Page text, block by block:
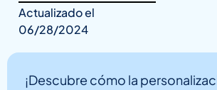
Actualizado el
06/28/2024
¡Descubre cómo la